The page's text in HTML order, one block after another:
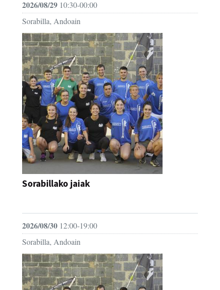
2026/08/29 10:30-00:00
Sorabilla, Andoain
Sorabillako jaiak
2026/08/30 12:00-19:00
Sorabilla, Andoain